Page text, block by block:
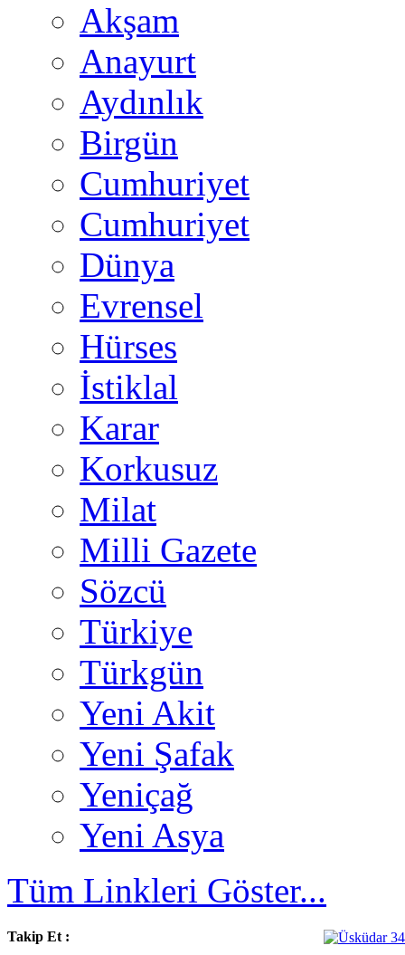
Akşam
Anayurt
Aydınlık
Birgün
Cumhuriyet
Cumhuriyet
Dünya
Evrensel
Hürses
İstiklal
Karar
Korkusuz
Milat
Milli Gazete
Sözcü
Türkiye
Türkgün
Yeni Akit
Yeni Şafak
Yeniçağ
Yeni Asya
Tüm Linkleri Göster...
Takip Et :